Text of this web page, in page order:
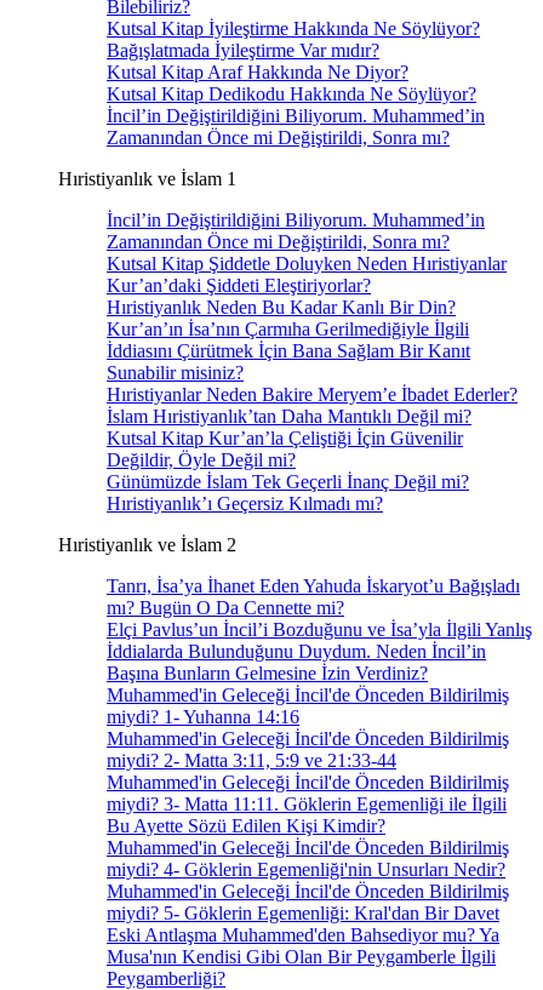
Bilebiliriz?
Kutsal Kitap İyileştirme Hakkında Ne Söylüyor?
Bağışlatmada İyileştirme Var mıdır?
Kutsal Kitap Araf Hakkında Ne Diyor?
Kutsal Kitap Dedikodu Hakkında Ne Söylüyor?
İncil’in Değiştirildiğini Biliyorum. Muhammed’in
Zamanından Önce mi Değiştirildi, Sonra mı?
Hıristiyanlık ve İslam 1
İncil’in Değiştirildiğini Biliyorum. Muhammed’in
Zamanından Önce mi Değiştirildi, Sonra mı?
Kutsal Kitap Şiddetle Doluyken Neden Hıristiyanlar
Kur’an’daki Şiddeti Eleştiriyorlar?
Hıristiyanlık Neden Bu Kadar Kanlı Bir Din?
Kur’an’ın İsa’nın Çarmıha Gerilmediğiyle İlgili
İddiasını Çürütmek İçin Bana Sağlam Bir Kanıt
Sunabilir misiniz?
Hıristiyanlar Neden Bakire Meryem’e İbadet Ederler?
İslam Hıristiyanlık’tan Daha Mantıklı Değil mi?
Kutsal Kitap Kur’an’la Çeliştiği İçin Güvenilir
Değildir, Öyle Değil mi?
Günümüzde İslam Tek Geçerli İnanç Değil mi?
Hıristiyanlık’ı Geçersiz Kılmadı mı?
Hıristiyanlık ve İslam 2
Tanrı, İsa’ya İhanet Eden Yahuda İskaryot’u Bağışladı
mı? Bugün O Da Cennette mi?
Elçi Pavlus’un İncil’i Bozduğunu ve İsa’yla İlgili Yanlış
İddialarda Bulunduğunu Duydum. Neden İncil’in
Başına Bunların Gelmesine İzin Verdiniz?
Muhammed'in Geleceği İncil'de Önceden Bildirilmiş
miydi? 1- Yuhanna 14:16
Muhammed'in Geleceği İncil'de Önceden Bildirilmiş
miydi? 2- Matta 3:11, 5:9 ve 21:33-44
Muhammed'in Geleceği İncil'de Önceden Bildirilmiş
miydi? 3- Matta 11:11. Göklerin Egemenliği ile İlgili
Bu Ayette Sözü Edilen Kişi Kimdir?
Muhammed'in Geleceği İncil'de Önceden Bildirilmiş
miydi? 4- Göklerin Egemenliği'nin Unsurları Nedir?
Muhammed'in Geleceği İncil'de Önceden Bildirilmiş
miydi? 5- Göklerin Egemenliği: Kral'dan Bir Davet
Eski Antlaşma Muhammed'den Bahsediyor mu? Ya
Musa'nın Kendisi Gibi Olan Bir Peygamberle İlgili
Peygamberliği?